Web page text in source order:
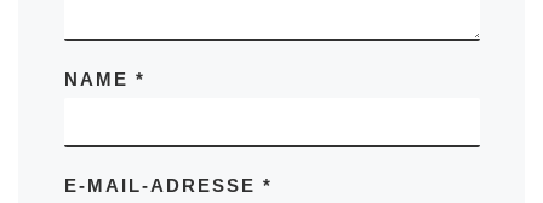
NAME *
E-MAIL-ADRESSE *